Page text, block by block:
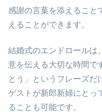
感謝の言葉を添えること
えることができます。
結婚式のエンドロールは
意を伝える大切な時間で
とう」というフレーズだ
ゲストが新郎新婦にとっ
ることも可能です。